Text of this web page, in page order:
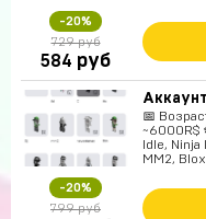
-20%
729 руб
584 руб
📅
~6000R$
Idle,
MM2,
-20%
799 руб